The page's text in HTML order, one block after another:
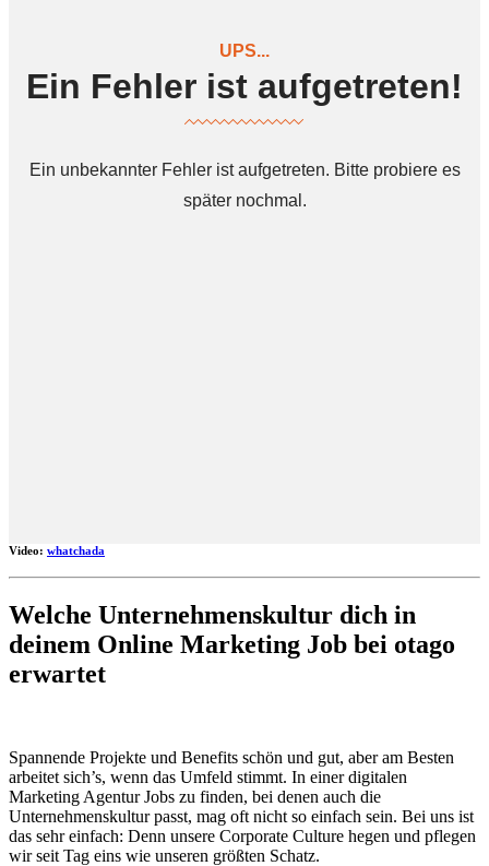
Video: whatchada
Welche Unternehmenskultur dich in
deinem Online Marketing Job bei otago
erwartet
Spannende Projekte und Benefits schön und gut, aber am Besten
arbeitet sich’s, wenn das Umfeld stimmt. In einer digitalen
Marketing Agentur Jobs zu finden, bei denen auch die
Unternehmenskultur passt, mag oft nicht so einfach sein. Bei uns ist
das sehr einfach: Denn unsere Corporate Culture hegen und pflegen
wir seit Tag eins wie unseren größten Schatz.